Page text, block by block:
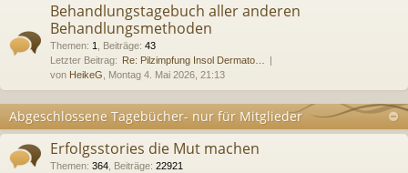
Behandlungstagebuch aller anderen
Behandlungsmethoden
Themen: 1 Beiträge: 43
Letzter Beitrag: Re: Pilzimpfung Insol Dermato…
von HeikeG , Montag 4. Mai 2026, 21:13
Abgeschlossene Tagebücher- nur für Mitglieder
Erfolgsstories die Mut machen
Themen: 364 Beiträge: 22921